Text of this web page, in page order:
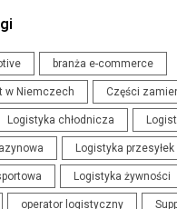
branża e-commerce
w Niemczech Części
Logistyka chłodnicza
Logistyka przesyłek
Logistyka żywności
operator logistyczny